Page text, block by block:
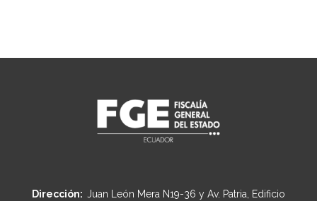
Dirección: Juan León Mera N19-36 y Av. Patria, Edificio